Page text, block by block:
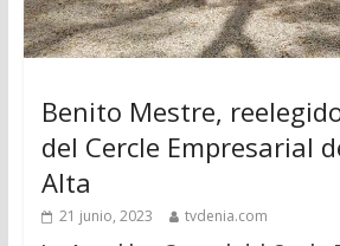
Benito Mestre,
del Cercle Empresarial
Alta
21 junio, 2023 tvdenia.com